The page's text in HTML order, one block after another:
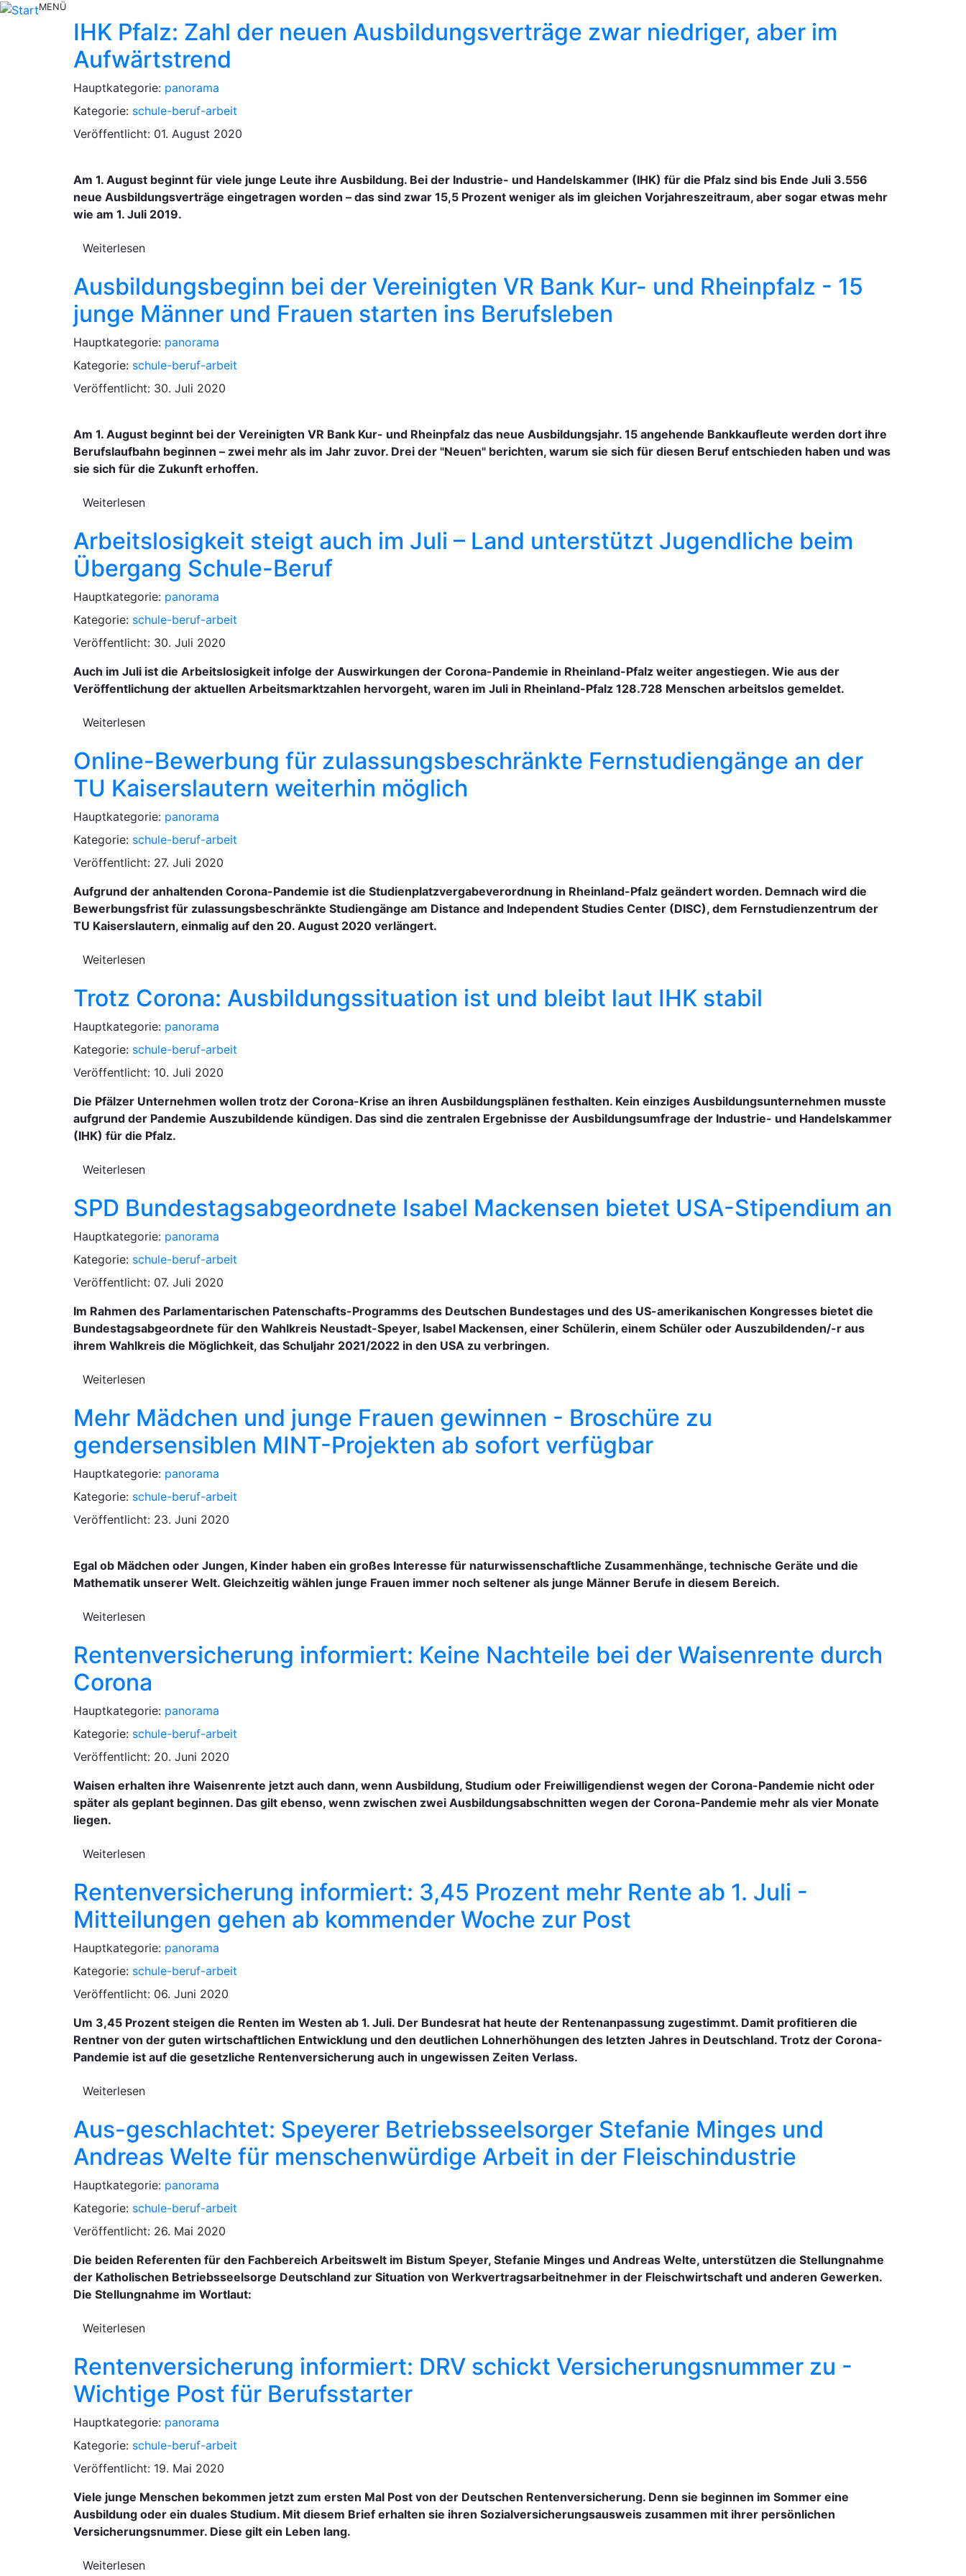
MENÜ
IHK Pfalz: Zahl der neuen Ausbildungsverträge zwar niedriger, aber im
Aufwärtstrend
Hauptkategorie: panorama
Kategorie: schule-beruf-arbeit
Veröffentlicht: 01. August 2020
Am 1. August beginnt für viele junge Leute ihre Ausbildung. Bei der Industrie- und Handelskammer (IHK) für die Pfalz sind bis Ende Juli 3.556
neue Ausbildungsverträge eingetragen worden – das sind zwar 15,5 Prozent weniger als im gleichen Vorjahreszeitraum, aber sogar etwas mehr
wie am 1. Juli 2019.
Weiterlesen
Ausbildungsbeginn bei der Vereinigten VR Bank Kur- und Rheinpfalz - 15
junge Männer und Frauen starten ins Berufsleben
Hauptkategorie: panorama
Kategorie: schule-beruf-arbeit
Veröffentlicht: 30. Juli 2020
Am 1. August beginnt bei der Vereinigten VR Bank Kur- und Rheinpfalz das neue Ausbildungsjahr. 15 angehende Bankkaufleute werden dort ihre
Berufslaufbahn beginnen – zwei mehr als im Jahr zuvor. Drei der "Neuen" berichten, warum sie sich für diesen Beruf entschieden haben und was
sie sich für die Zukunft erhoffen.
Weiterlesen
Arbeitslosigkeit steigt auch im Juli – Land unterstützt Jugendliche beim
Übergang Schule-Beruf
Hauptkategorie: panorama
Kategorie: schule-beruf-arbeit
Veröffentlicht: 30. Juli 2020
Auch im Juli ist die Arbeitslosigkeit infolge der Auswirkungen der Corona-Pandemie in Rheinland-Pfalz weiter angestiegen. Wie aus der
Veröffentlichung der aktuellen Arbeitsmarktzahlen hervorgeht, waren im Juli in Rheinland-Pfalz 128.728 Menschen arbeitslos gemeldet.
Weiterlesen
Online-Bewerbung für zulassungsbeschränkte Fernstudiengänge an der
TU Kaiserslautern weiterhin möglich
Hauptkategorie: panorama
Kategorie: schule-beruf-arbeit
Veröffentlicht: 27. Juli 2020
Aufgrund der anhaltenden Corona-Pandemie ist die Studienplatzvergabeverordnung in Rheinland-Pfalz geändert worden. Demnach wird die
Bewerbungsfrist für zulassungsbeschränkte Studiengänge am Distance and Independent Studies Center (DISC), dem Fernstudienzentrum der
TU Kaiserslautern, einmalig auf den 20. August 2020 verlängert.
Weiterlesen
Trotz Corona: Ausbildungssituation ist und bleibt laut IHK stabil
Hauptkategorie: panorama
Kategorie: schule-beruf-arbeit
Veröffentlicht: 10. Juli 2020
Die Pfälzer Unternehmen wollen trotz der Corona-Krise an ihren Ausbildungsplänen festhalten. Kein einziges Ausbildungsunternehmen musste
aufgrund der Pandemie Auszubildende kündigen. Das sind die zentralen Ergebnisse der Ausbildungsumfrage der Industrie- und Handelskammer
(IHK) für die Pfalz.
Weiterlesen
SPD Bundestagsabgeordnete Isabel Mackensen bietet USA-Stipendium an
Hauptkategorie: panorama
Kategorie: schule-beruf-arbeit
Veröffentlicht: 07. Juli 2020
Im Rahmen des Parlamentarischen Patenschafts-Programms des Deutschen Bundestages und des US-amerikanischen Kongresses bietet die
Bundestagsabgeordnete für den Wahlkreis Neustadt-Speyer, Isabel Mackensen, einer Schülerin, einem Schüler oder Auszubildenden/-r aus
ihrem Wahlkreis die Möglichkeit, das Schuljahr 2021/2022 in den USA zu verbringen.
Weiterlesen
Mehr Mädchen und junge Frauen gewinnen - Broschüre zu
gendersensiblen MINT-Projekten ab sofort verfügbar
Hauptkategorie: panorama
Kategorie: schule-beruf-arbeit
Veröffentlicht: 23. Juni 2020
Egal ob Mädchen oder Jungen, Kinder haben ein großes Interesse für naturwissenschaftliche Zusammenhänge, technische Geräte und die
Mathematik unserer Welt. Gleichzeitig wählen junge Frauen immer noch seltener als junge Männer Berufe in diesem Bereich.
Weiterlesen
Rentenversicherung informiert: Keine Nachteile bei der Waisenrente durch
Corona
Hauptkategorie: panorama
Kategorie: schule-beruf-arbeit
Veröffentlicht: 20. Juni 2020
Waisen erhalten ihre Waisenrente jetzt auch dann, wenn Ausbildung, Studium oder Freiwilligendienst wegen der Corona-Pandemie nicht oder
später als geplant beginnen. Das gilt ebenso, wenn zwischen zwei Ausbildungsabschnitten wegen der Corona-Pandemie mehr als vier Monate
liegen.
Weiterlesen
Rentenversicherung informiert: 3,45 Prozent mehr Rente ab 1. Juli -
Mitteilungen gehen ab kommender Woche zur Post
Hauptkategorie: panorama
Kategorie: schule-beruf-arbeit
Veröffentlicht: 06. Juni 2020
Um 3,45 Prozent steigen die Renten im Westen ab 1. Juli. Der Bundesrat hat heute der Rentenanpassung zugestimmt. Damit profitieren die
Rentner von der guten wirtschaftlichen Entwicklung und den deutlichen Lohnerhöhungen des letzten Jahres in Deutschland. Trotz der Corona-
Pandemie ist auf die gesetzliche Rentenversicherung auch in ungewissen Zeiten Verlass.
Weiterlesen
Aus-geschlachtet: Speyerer Betriebsseelsorger Stefanie Minges und
Andreas Welte für menschenwürdige Arbeit in der Fleischindustrie
Hauptkategorie: panorama
Kategorie: schule-beruf-arbeit
Veröffentlicht: 26. Mai 2020
Die beiden Referenten für den Fachbereich Arbeitswelt im Bistum Speyer, Stefanie Minges und Andreas Welte, unterstützen die Stellungnahme
der Katholischen Betriebsseelsorge Deutschland zur Situation von Werkvertragsarbeitnehmer in der Fleischwirtschaft und anderen Gewerken.
Die Stellungnahme im Wortlaut:
Weiterlesen
Rentenversicherung informiert: DRV schickt Versicherungsnummer zu -
Wichtige Post für Berufsstarter
Hauptkategorie: panorama
Kategorie: schule-beruf-arbeit
Veröffentlicht: 19. Mai 2020
Viele junge Menschen bekommen jetzt zum ersten Mal Post von der Deutschen Rentenversicherung. Denn sie beginnen im Sommer eine
Ausbildung oder ein duales Studium. Mit diesem Brief erhalten sie ihren Sozialversicherungsausweis zusammen mit ihrer persönlichen
Versicherungsnummer. Diese gilt ein Leben lang.
Weiterlesen